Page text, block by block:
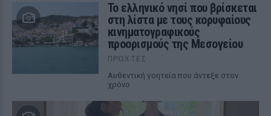
Το ελληνικό νησί που βρίσκεται
στη λίστα με τους κορυφαίους
κινηματογραφικούς
προορισμούς της Μεσογείου
ΠΡΟΧΤΈΣ
Αυθεντική γοητεία που άντεξε στον
χρόνο